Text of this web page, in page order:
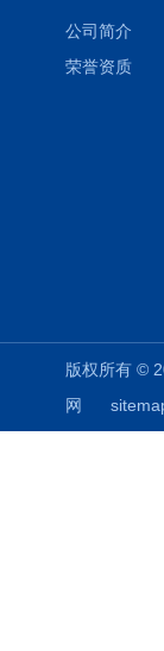
公司简介
荣誉资质
版权所有 ©
网